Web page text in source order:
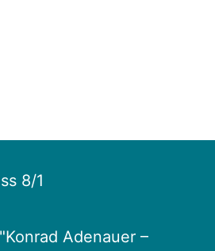
8/1
Adenauer –